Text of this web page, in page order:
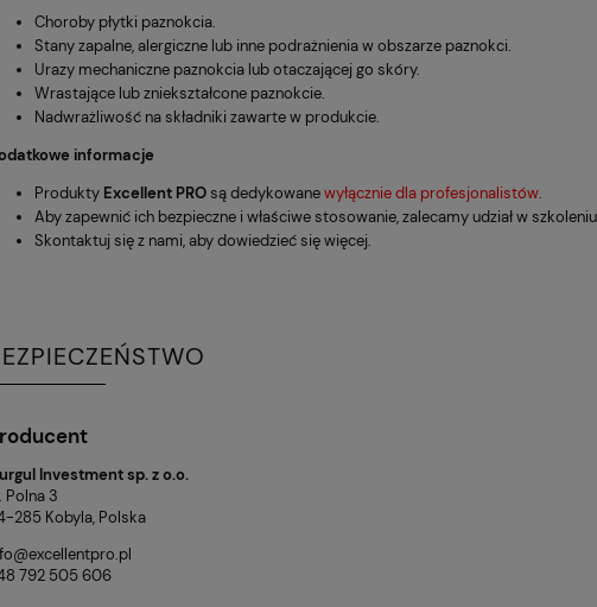
DIVNA - SKILFUL BASE 32 BAZA
HYBRYDOWA 30 ML
72,17 zł
Cena regularna:
Najniższa cena:
Choroby płytki paznokcia.
Stany zapalne, alergiczne lub inne podrażnienia w obszarze paznokci.
Urazy mechaniczne paznokcia lub otaczającej go skóry.
Wrastające lub zniekształcone paznokcie.
Nadwrażliwość na składniki zawarte w produkcie.
informacje
Produkty Excellent PROsą dedykowanewyłącznie dla profesjonalistów.
Aby zapewnić ich bezpieczne i właściwe stosowanie, zalecamy udział w
Skontaktuj się z nami, aby dowiedzieć się więcej.
Investment sp. z o.o.
Polna 3
285 Kobyla, Polska
792 505 606